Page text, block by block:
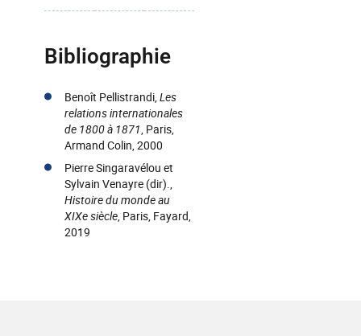
Bibliographie
Benoît Pellistrandi,Les
relations internationales
de 1800 à 1871, Paris,
Armand Colin, 2000
Pierre Singaravélou et
Sylvain Venayre (dir).,
Histoire du monde au
XIXe siècle, Paris, Fayard,
2019